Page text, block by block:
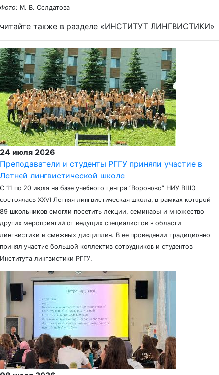
Фото: М. В. Солдатова
читайте также в разделе «ИНСТИТУТ ЛИНГВИСТИКИ»
24 июля 2026
Преподаватели и студенты РГГУ приняли участие в
Летней лингвистической школе
С 11 по 20 июля на базе учебного центра “Вороново” НИУ ВШЭ
состоялась XXVI Летняя лингвистическая школа, в рамках которой
89 школьников смогли посетить лекции, семинары и множество
других мероприятий от ведущих специалистов в области
лингвистики и смежных дисциплин. В ее проведении традиционно
принял участие большой коллектив сотрудников и студентов
Института лингвистики РГГУ.